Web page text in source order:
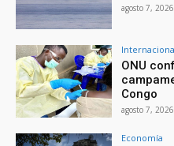
agosto 7, 2026
ONU
Congo
agosto 7, 2026
Economía